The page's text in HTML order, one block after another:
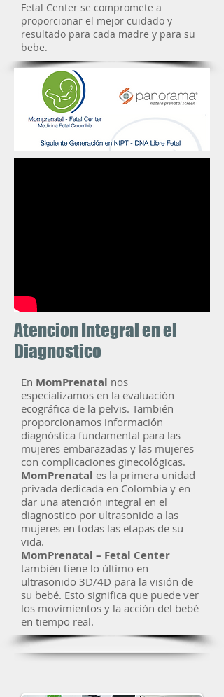
Fetal Center se compromete a
proporcionar el mejor cuidado y
resultado para cada madre y para su
bebe.
Atencion Integral en el
Diagnostico
En MomPrenatal nos
especializamos en la evaluación
ecográfica de la pelvis. También
proporcionamos información
diagnóstica fundamental para las
mujeres embarazadas y las mujeres
con complicaciones ginecológicas.
MomPrenatal es la primera unidad
privada dedicada en Colombia y en
dar una atención integral en el
diagnostico por ultrasonido a las
mujeres en todas las etapas de su
vida.
MomPrenatal – Fetal Center
también tiene lo último en
ultrasonido 3D/4D para la visión de
su bebé. Esto significa que puede ver
los movimientos y la acción del bebé
en tiempo real.